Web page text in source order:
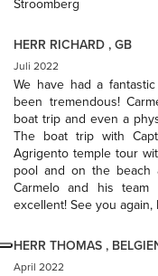
Stroomberg
HERR RICHARD , GB
Juli 2022
We have had a
been tremendous!
boat trip and even a
The boat trip with
Agrigento temple tour
pool and on the beach
Carmelo and his
excellent! See you again,
HERR THOMAS ,
April 2022